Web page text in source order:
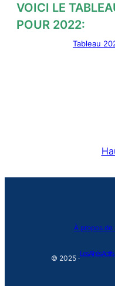
VOICI LE
POUR 2022:
Tableau
À propos de
© 2025 ·
Les Aînés